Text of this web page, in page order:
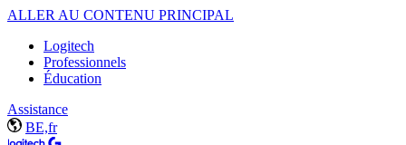
ALLER AU CONTENU PRINCIPAL
Logitech
Professionnels
Éducation
Assistance
BE,fr